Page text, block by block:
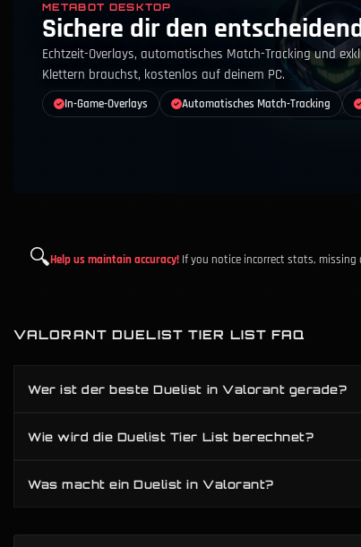
METABOT DESKTOP
Sichere dir den
Echtzeit-Overlays, automatisches Match-Tracking und
Klettern brauchst, kostenlos auf deinem PC.
In-Game-Overlays Automatisches Match-Tracking
🔍Help us maintain accuracy! If you notice incorrect stats,
VALORANT DUELIST TIER LIST FAQ
Wer ist der beste Duelist in Valorant gerade?
Wie wird die Duelist Tier List berechnet?
Was macht ein Duelist in Valorant?